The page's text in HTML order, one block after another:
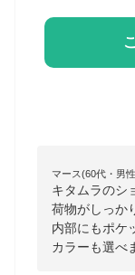
マース(60代・男
キタムラのシ
荷物がしっか
内部にもポケ
カラーも選べ